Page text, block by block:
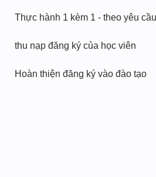
Thực hành 1 kèm 1 - theo yêu
thu nạp đăng ký của học viên
Hoàn thiện đăng ký vào đào tạo